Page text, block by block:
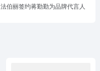
法伯丽签约蒋勤勤为品牌代言人